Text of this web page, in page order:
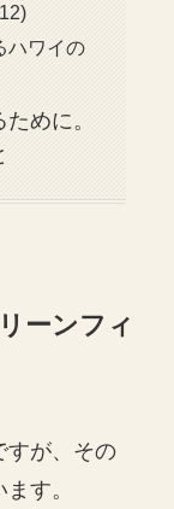
ハワイの
めに。
ーンフィ
すが、その
す。